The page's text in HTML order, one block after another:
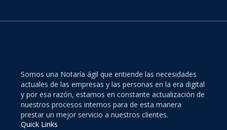
Somos una Notaría ágil que entiende las necesidades
actuales de las empresas y las personas en la era digital
y por esa razón, estamos en constante actualización de
nuestros procesos internos para de esta manera
prestar un mejor servicio a nuestros clientes.
Quick Links